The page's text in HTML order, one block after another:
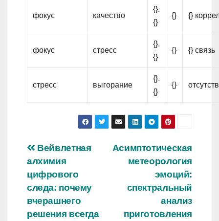
фокус качество
{}.
{}
{} {}
фокус стресс
{}.
{}
{} {} связь
стресс выгорание
{}.
{}
{}
Навигация
по
записям
Асимптотическая
метеорология
эмоций:
спектральный
анализ
приготовления
Вейвлетная
алхимия
цифрового
следа: почему
вчерашнего
решения всегда